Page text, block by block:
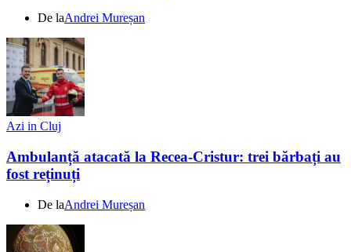
De laAndrei Mureșan
Azi in Cluj
Ambulanță atacată la Recea-Cristur: trei bărbați au
fost reținuți
De laAndrei Mureșan